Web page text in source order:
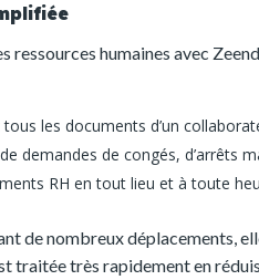
ressources humaines avec
les documents d’un
demandes de congés, d’arrêts
RH en tout lieu et à toute
de nombreux déplacements,
traitée très rapidement en